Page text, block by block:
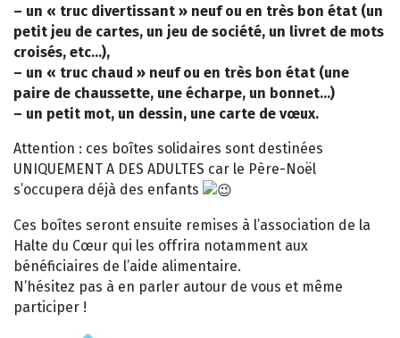
– un « truc divertissant » neuf ou en très bon état (un
petit jeu de cartes, un jeu de société, un livret de mots
croisés, etc…),
– un « truc chaud » neuf ou en très bon état (une
paire de chaussette, une écharpe, un bonnet…)
– un petit mot, un dessin, une carte de vœux.
Attention : ces boîtes solidaires sont destinées
UNIQUEMENT A DES ADULTES car le Père-Noël
s’occupera déjà des enfants
Ces boîtes seront ensuite remises à l’association de la
Halte du Cœur qui les offrira notamment aux
bénéficiaires de l’aide alimentaire.
N’hésitez pas à en parler autour de vous et même
participer !